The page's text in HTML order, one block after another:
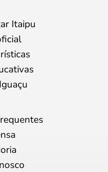
Itaipu